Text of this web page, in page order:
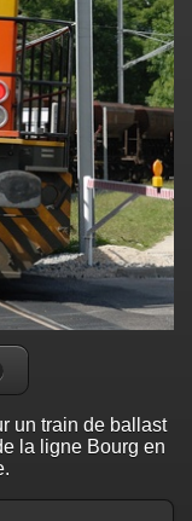
un train de ballast
la ligne Bourg en